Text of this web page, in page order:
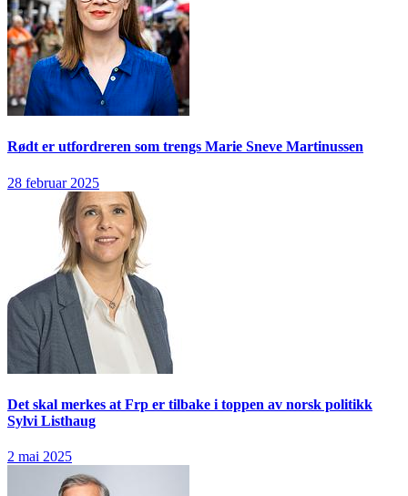
Rødt er utfordreren som trengs Marie Sneve Martinussen
28 februar 2025
Det skal merkes at Frp er tilbake i toppen av norsk politikk
Sylvi Listhaug
2 mai 2025